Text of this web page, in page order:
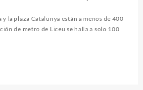
la plaza Catalunya están a menos de 400
de metro de Liceu se halla a solo 100